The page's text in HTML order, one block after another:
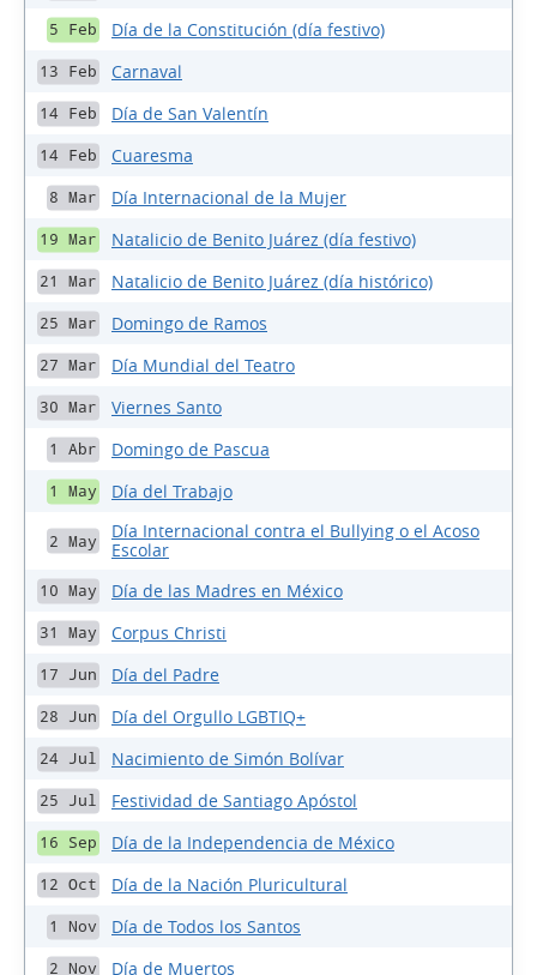
5 Feb Día de la Constitución (día festivo)
13 Feb Carnaval
14 Feb Día de San Valentín
14 Feb Cuaresma
8 Mar Día Internacional de la Mujer
19 Mar Natalicio de Benito Juárez (día festivo)
21 Mar Natalicio de Benito Juárez (día histórico)
25 Mar Domingo de Ramos
27 Mar Día Mundial del Teatro
30 Mar Viernes Santo
1 Abr Domingo de Pascua
1 May Día del Trabajo
2 May
Día Internacional contra el Bullying o el Acoso
Escolar
10 May Día de las Madres en México
31 May Corpus Christi
17 Jun Día del Padre
28 Jun Día del Orgullo LGBTIQ+
24 Jul Nacimiento de Simón Bolívar
25 Jul Festividad de Santiago Apóstol
16 Sep Día de la Independencia de México
12 Oct Día de la Nación Pluricultural
1 Nov Día de Todos los Santos
2 Nov Día de Muertos